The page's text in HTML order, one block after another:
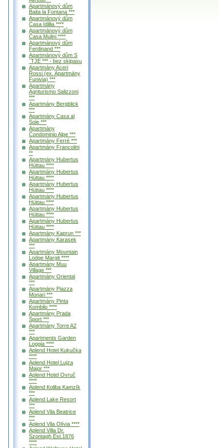
Apartmánový dům
Baita la Fontana ***
Apartmánový dům
Casa Idillia ****
Apartmánový dům
Casa Mulini ****
Apartmánový dům
Ferdinand ***
Apartmánový dům S
´TJE *** - bez skipasu
Apartmány Aceri
Rossi (ex. Apartmány
Funivia) ***
Apartmány
Agriturismo Salizzoni
***
Apartmány Bergblick
***
Apartmány Casa al
Sole ***
Apartmány
Condominio Alpe ***
Apartmány Ferré ***
Apartmány Francolini
**
Apartmány Hubertus
Hüttau ****
Apartmány Hubertus
Hüttau ****
Apartmány Hubertus
Hüttau ****
Apartmány Hubertus
Hüttau ****
Apartmány Hubertus
Hüttau ****
Apartmány Hubertus
Hüttau ****
Apartmány Kaprun ***
Apartmány Karasek
***
Apartmány Mountain
Lodge Margit ****
Apartmány Muu
Village ***
Apartmány Oriental
***
Apartmány Piazza
Monari ***
Apartmány Pinta
Kombilo ****
Apartmány Prada
Sport ***
Apartmány Torre A2
***
Apartments Garden
Loggia ****
Aplend Hotel Kukučka
****
Aplend Hotel Lujza
Major ***
Aplend Hotel Ovruč
****
Aplend Koliba Kamzík
***
Aplend Lake Resort
***
Aplend Vila Beatrice
***
Aplend Vila Olívia ****
Aplend Villa Dr.
Szontagh Est.1876
****